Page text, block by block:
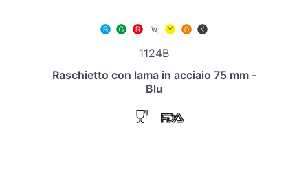
1124B
Raschietto con lama in acciaio 75 mm -
Blu